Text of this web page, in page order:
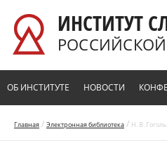
ИНСТИТУТ
ОБ ИНСТИТУТЕ НОВОСТИ
Главная / Электронная библиотека / Н. В.